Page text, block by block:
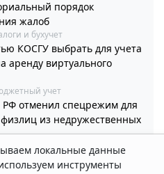
порядок
жалоб
и бухучет
КОСГУ выбрать для учета
аренду виртуального
учет
РФ отменил спецрежим для
из недружественных
вычет на лечение
локальные данные
инструменты